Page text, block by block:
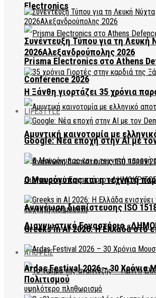
Electronics
Prisma Electronics στο Athens
Conference 2026
Αμυντική καινοτομία με
Ανανέωση διαπίστευσης ISO
Διαγνωστικό Εργαστήριο
ΑΠΟΨΕΙΣ
Συνέντευξη Τύπου για τη Λευκή
2026Αλεξανδρούπολης 2026
Η Ξάνθη γιορτάζει 35 χρόνια
LIFESTYLE
Google: Νέα εποχή στην AI με
Ο Μαυρόγυπας και η τεχνητή
Greeks in AI 2026: Η Ελλάδα στο
Ardas Festival 2026 – 30 Χρόνια
Πολιτισμού